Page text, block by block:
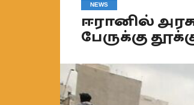
NEWS
ஈரானில்
பேருக்கு